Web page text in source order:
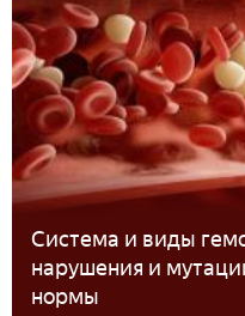
Система и виды
нарушения и
нормы